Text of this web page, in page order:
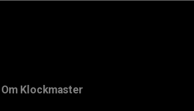
Om Klockmaster